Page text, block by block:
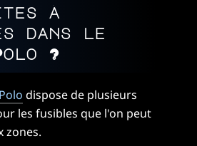
à
dans le
?
dispose de plusieurs
les fusibles que l'on peut
zones.